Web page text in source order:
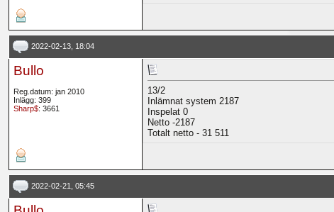
2022-02-13, 18:04
Bullo
Reg.datum: jan 2010
Inlägg: 399
Sharp$: 3661
13/2
Inlämnat system 2187
Inspelat 0
Netto -2187
Totalt netto - 31 511
2022-02-21, 05:45